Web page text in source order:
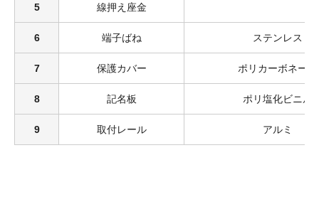
5 線押え座金
6 端子ばね ステンレス
7 保護カバー ポリカーボネート
8 記名板 ポリ塩化ビニル
9 取付レール アルミ